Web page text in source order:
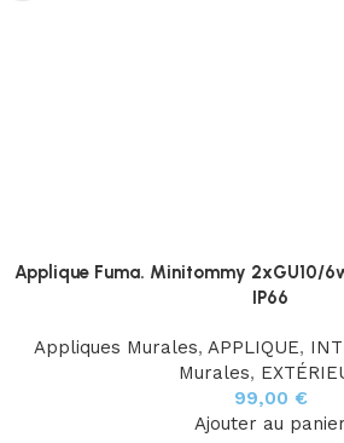
Applique Fuma. Minitommy 2xGU10/
IP66
Appliques Murales, APPLIQUE,
Murales,
99,00 €
Ajouter au panier